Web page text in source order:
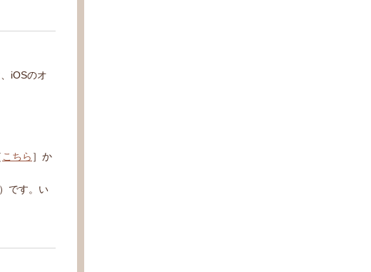
iOSのオ
こちら ］か
です。い